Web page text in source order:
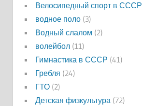
Велосипедный спорт в СССР
водное поло(3)
Водный слалом (2)
волейбол(11)
Гимнастика в СССР (41)
Гребля (24)
ГТО(2)
Детская физкультура(72)